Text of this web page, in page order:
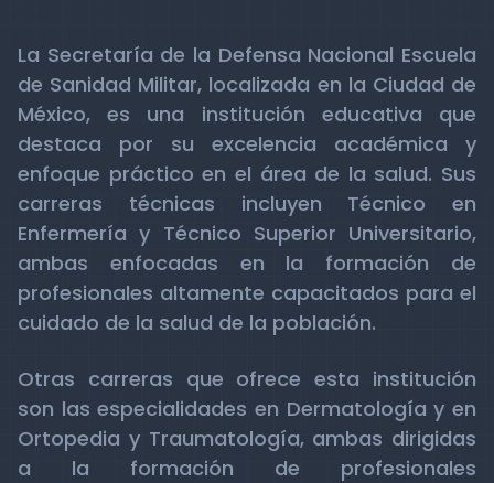
La Secretaría de la Defensa Nacional Escuela
de Sanidad Militar, localizada en la Ciudad de
México, es una institución educativa que
destaca por su excelencia académica y
enfoque práctico en el área de la salud. Sus
carreras técnicas incluyen Técnico en
Enfermería y Técnico Superior Universitario,
ambas enfocadas en la formación de
profesionales altamente capacitados para el
cuidado de la salud de la población.
Otras carreras que ofrece esta institución
son las especialidades en Dermatología y en
Ortopedia y Traumatología, ambas dirigidas
a la formación de profesionales